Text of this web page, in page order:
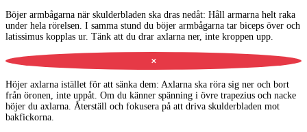
Böjer armbågarna när skulderbladen ska dras nedåt: Håll armarna helt raka
under hela rörelsen. I samma stund du böjer armbågarna tar biceps över och
latissimus kopplas ur. Tänk att du drar axlarna ner, inte kroppen upp.
✕
Höjer axlarna istället för att sänka dem: Axlarna ska röra sig ner och bort
från öronen, inte uppåt. Om du känner spänning i övre trapezius och nacke
höjer du axlarna. Återställ och fokusera på att driva skulderbladen mot
bakfickorna.